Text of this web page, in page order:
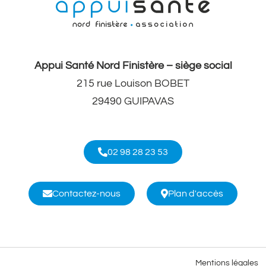
Appui Santé Nord Finistère – siège social
215 rue Louison BOBET
29490 GUIPAVAS
02 98 28 23 53
Contactez-nous Plan d'accès
Mentions légales